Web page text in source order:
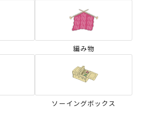
編み物
ソーイングボックス